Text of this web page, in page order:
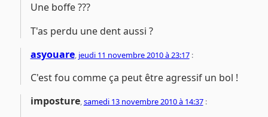
Une boffe ???
T'as perdu une dent aussi ?
asyouare, jeudi 11 novembre 2010 à 23:17:
C'est fou comme ça peut être agressif un bol !
imposture,samedi 13 novembre 2010 à 14:37: